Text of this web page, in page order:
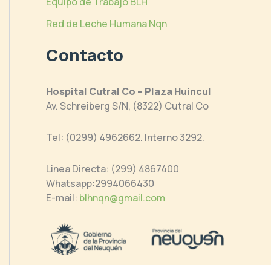
Red de Leche Humana Nqn
Contacto
Hospital Cutral Co – Plaza Huincul
Av. Schreiberg S/N, (8322) Cutral Co
Tel: (0299) 4962662. Interno 3292.
Linea Directa: (299) 4867400
Whatsapp:2994066430
E-mail: blhnqn@gmail.com